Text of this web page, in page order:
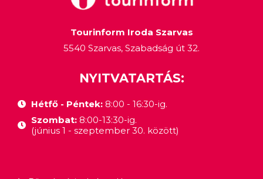
Tourinform Iroda Szarvas
5540 Szarvas, Szabadság út 32.
NYITVATARTÁS:
Hétfő - Péntek:8:00 - 16:30-ig.
Szombat: 8:00-13:30-ig.
(június 1 - szeptember 30. között)